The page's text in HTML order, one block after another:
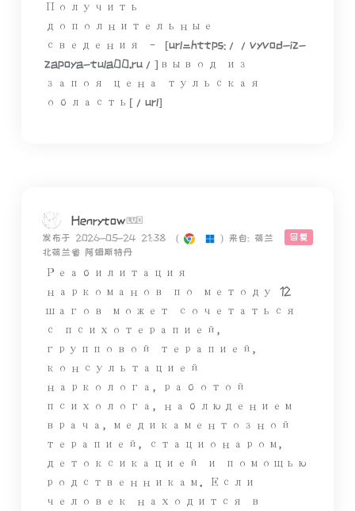
Получить
дополнительные
сведения – [url=https://vyvod-iz-
zapoya-tula00.ru/]вывод из
запоя цена тульская
область[/url]
Henrytow
回复
发布于 2026-05-24 21:38 ( ) 来自: 荷兰
北荷兰省 阿姆斯特丹
Реабилитация
наркоманов по методу 12
шагов может сочетаться
с психотерапией,
групповой терапией,
консультацией
нарколога, работой
психолога, наблюдением
врача, медикаментозной
терапией, стационаром,
детоксикацией и помощью
родственникам. Если
человек находится в